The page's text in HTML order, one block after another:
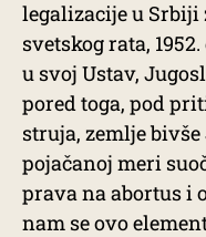
legalizacije u Srbiji
svetskog rata,
u svoj Ustav,
pored toga, pod
struja, zemlje
pojačanoj meri
prava na abortus i
nam se ovo